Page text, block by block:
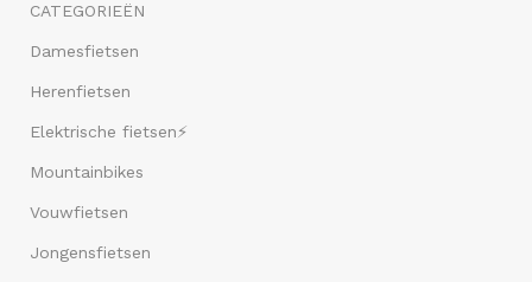
CATEGORIEËN
Damesfietsen
Herenfietsen
Elektrische fietsen⚡
Mountainbikes
Vouwfietsen
Jongensfietsen